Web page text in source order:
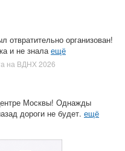
отвратительно организован!
и не зналаещё
на ВДНХ 2026
Москвы! Однажды
дороги не будет. ещё